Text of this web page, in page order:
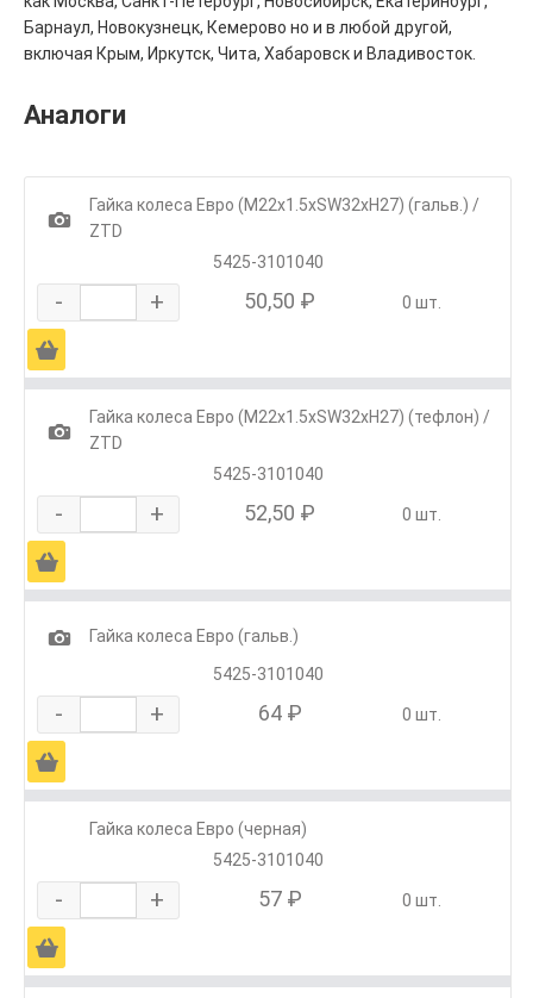
Барнаул, Новокузнецк, Кемерово но и в любой другой,
включая Крым, Иркутск, Чита, Хабаровск и Владивосток.
Аналоги
1
Гайка колеса Евро (M22x1.5xSW32xH27) (гальв.) /
ZTD
5425-3101040
- + 50,50 ₽ 0 шт.
Ä
1
Гайка колеса Евро (M22x1.5xSW32xH27) (тефлон) /
ZTD
5425-3101040
- + 52,50 ₽ 0 шт.
Ä
1
Гайка колеса Евро (гальв.)
5425-3101040
- + 64 ₽ 0 шт.
Ä
Гайка колеса Евро (черная)
5425-3101040
- + 57 ₽ 0 шт.
Ä